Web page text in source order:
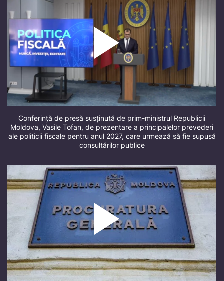
Conferință de presă susținută de prim-ministrul Republicii
Moldova, Vasile Tofan, de prezentare a principalelor prevederi
ale politicii fiscale pentru anul 2027, care urmează să fie supusă
consultărilor publice